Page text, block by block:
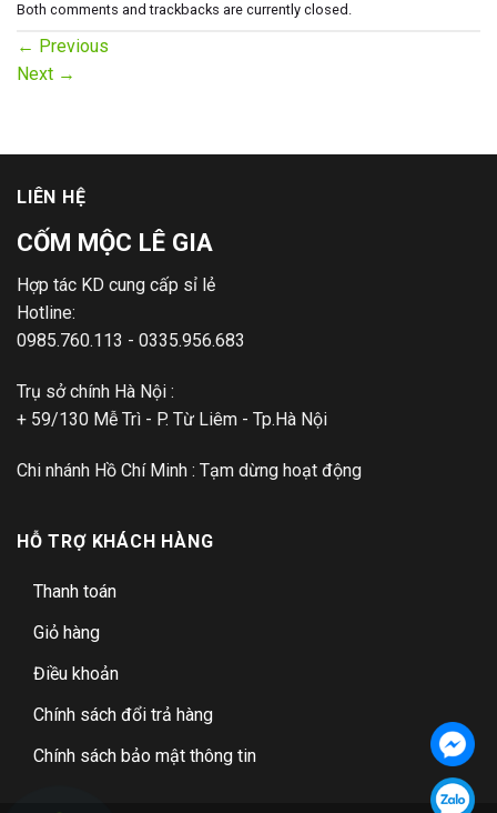
Both comments and trackbacks are currently closed.
← Previous
Next →
LIÊN HỆ
CỐM MỘC LÊ GIA
Hợp tác KD cung cấp sỉ lẻ
Hotline:
0985.760.113 - 0335.956.683
Trụ sở chính Hà Nội :
+ 59/130 Mễ Trì - P. Từ Liêm - Tp.Hà Nội
Chi nhánh Hồ Chí Minh : Tạm dừng hoạt động
HỖ TRỢ KHÁCH HÀNG
Thanh toán
Giỏ hàng
Điều khoản
Chính sách đổi trả hàng
Chính sách bảo mật thông tin